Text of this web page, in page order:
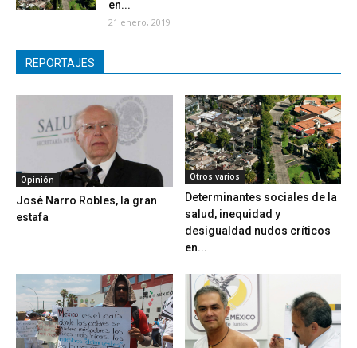
en...
21 enero, 2019
REPORTAJES
Opinión
José Narro Robles, la gran
estafa
Otros varios
Determinantes sociales de la
salud, inequidad y
desigualdad nudos críticos
en...